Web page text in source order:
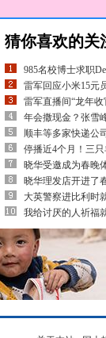
猜你喜欢的关
985名校博士求职
雷军回应小米15元
雷军直播间“龙年
年会撒现金？张雪
顺丰等多家快递公
停播近4个月！三
晓华受邀成为春晚
晓华理发店开进了
大英警察进比利时
我给讨厌的人祈福